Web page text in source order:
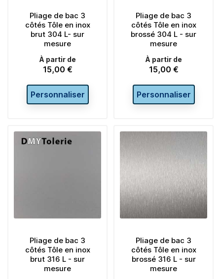
Pliage de bac 3
côtés Tôle en inox
brut 304 L- sur
mesure
À partir de
Prix
15,00 €
Personnaliser
Pliage de bac 3
côtés Tôle en inox
brossé 304 L - sur
mesure
À partir de
Prix
15,00 €
Personnaliser
Pliage de bac 3
côtés Tôle en inox
brut 316 L - sur
mesure
Pliage de bac 3
côtés Tôle en inox
brossé 316 L - sur
mesure